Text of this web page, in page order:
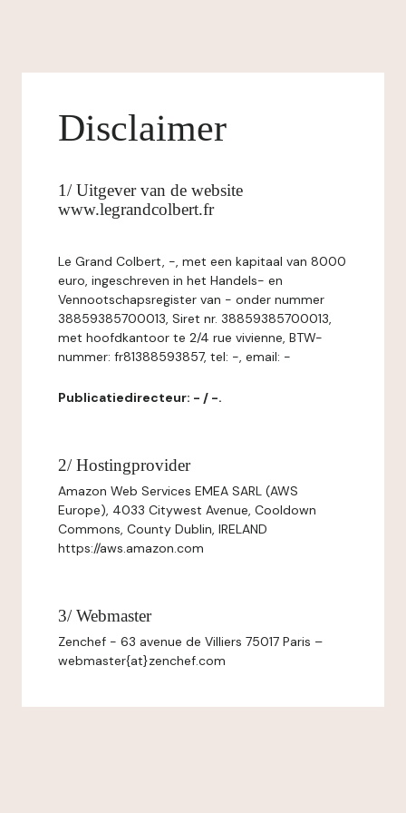
Disclaimer
1/ Uitgever van de website
www.legrandcolbert.fr
Le Grand Colbert, -, met een kapitaal van 8000
euro, ingeschreven in het Handels- en
Vennootschapsregister van - onder nummer
38859385700013, Siret nr. 38859385700013,
met hoofdkantoor te 2/4 rue vivienne, BTW-
nummer: fr81388593857, tel: -, email: -
Publicatiedirecteur: - / -.
2/ Hostingprovider
Amazon Web Services EMEA SARL (AWS
Europe), 4033 Citywest Avenue, Cooldown
Commons, County Dublin, IRELAND
https://aws.amazon.com
3/ Webmaster
Zenchef - 63 avenue de Villiers 75017 Paris –
webmaster{at}zenchef.com